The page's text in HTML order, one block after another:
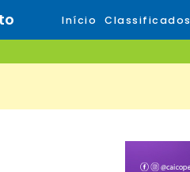
Início Classificados